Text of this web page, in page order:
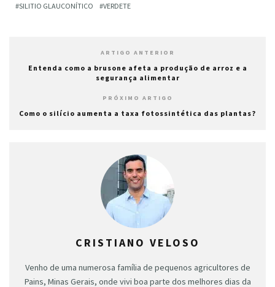
SILITIO GLAUCONÍTICO
VERDETE
ARTIGO ANTERIOR
Entenda como a brusone afeta a produção de arroz e a
segurança alimentar
PRÓXIMO ARTIGO
Como o silício aumenta a taxa fotossintética das plantas?
CRISTIANO VELOSO
Venho de uma numerosa família de pequenos agricultores de
Pains, Minas Gerais, onde vivi boa parte dos melhores dias da